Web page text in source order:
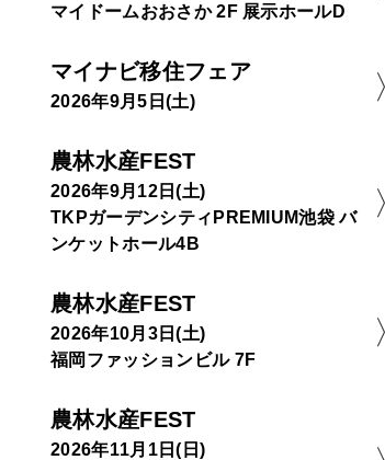
マイドームおおさか 2F 展示ホールD
マイナビ移住フェア
2026年9月5日(土)
農林水産FEST
2026年9月12日(土)
TKPガーデンシティPREMIUM池袋 バ
ンケットホール4B
農林水産FEST
2026年10月3日(土)
福岡ファッションビル 7F
農林水産FEST
2026年11月1日(日)